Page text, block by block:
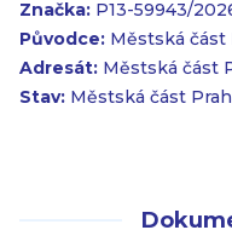
Značka: P13-59943/
Původce: Městská část
Adresát: Městská část
Stav: Městská část